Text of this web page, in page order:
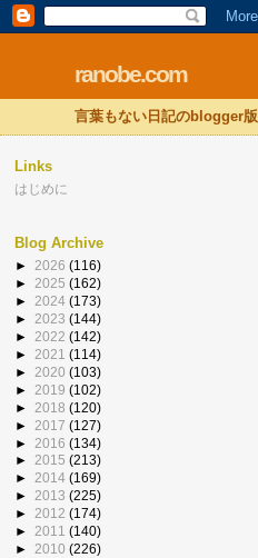
ranobe.com
言葉もない日記のblogger版
Links
はじめに
Blog Archive
► 2026 (116)
► 2025 (162)
► 2024 (173)
► 2023 (144)
► 2022 (142)
► 2021 (114)
► 2020 (103)
► 2019 (102)
► 2018 (120)
► 2017 (127)
► 2016 (134)
► 2015 (213)
► 2014 (169)
► 2013 (225)
► 2012 (174)
► 2011 (140)
► 2010 (226)